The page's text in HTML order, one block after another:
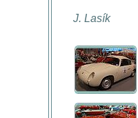
J. Lasík